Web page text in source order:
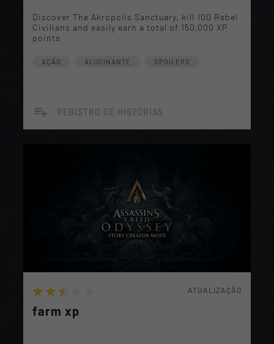
Discover The Akropolis Sanctuary, kill 100 Rebel
Civilians and easily earn a total of 150,000 XP
points
AÇÃO ALUCINANTE SPOILERS
playlist_add REGISTRO DE HISTÓRIAS
ATUALIZAÇÃO
farm xp